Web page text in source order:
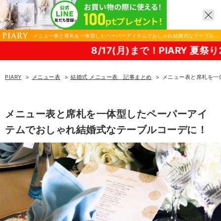
メニュー表と席札を一体型したペーパーアイテムでおしゃれ結婚式なテーブル
コーデに！｜結婚式 メニュー表ならPIARY（ピアリー）
8/17(月)まで！PIARY 夏祭り2026！
PIARY メニュー表 結婚式 メニュー表 記事まとめ メニュー表と席札を
メニュー表と席札を一体型したペーパーアイ
テムでおしゃれ結婚式なテーブルコーデに！